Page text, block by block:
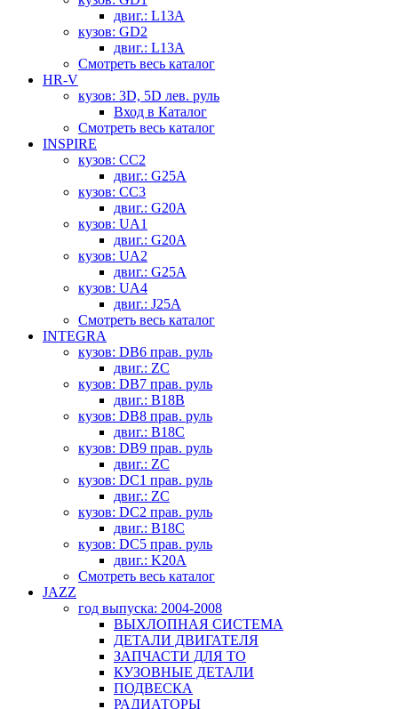
двиг.: L13A
кузов: GD2
двиг.: L13A
Смотреть весь каталог
HR-V
кузов: 3D, 5D лев. руль
Вход в Каталог
Смотреть весь каталог
INSPIRE
кузов: CC2
двиг.: G25A
кузов: CC3
двиг.: G20A
кузов: UA1
двиг.: G20A
кузов: UA2
двиг.: G25A
кузов: UA4
двиг.: J25A
Смотреть весь каталог
INTEGRA
кузов: DB6 прав. руль
двиг.: ZC
кузов: DB7 прав. руль
двиг.: B18B
кузов: DB8 прав. руль
двиг.: B18C
кузов: DB9 прав. руль
двиг.: ZC
кузов: DC1 прав. руль
двиг.: ZC
кузов: DC2 прав. руль
двиг.: B18C
кузов: DC5 прав. руль
двиг.: K20A
Смотреть весь каталог
JAZZ
год выпуска: 2004-2008
ВЫХЛОПНАЯ СИСТЕМА
ДЕТАЛИ ДВИГАТЕЛЯ
ЗАПЧАСТИ ДЛЯ ТО
КУЗОВНЫЕ ДЕТАЛИ
ПОДВЕСКА
РАДИАТОРЫ